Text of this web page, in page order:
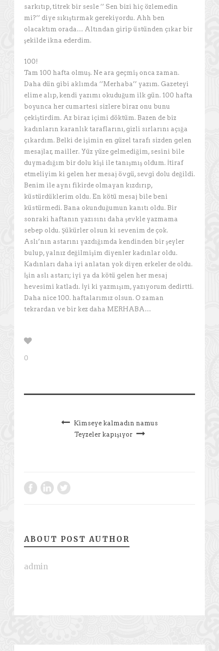
sarkıtıp, titrek bir sesle ‘’ Sen bizi hiç özlemedin
mi?’’ diye sıkıştırmak gerekiyordu. Ahh ben
olacaktım orada… Altından girip üstünden çıkar bir
şekilde ikna ederdim.
100!
Tam 100 hafta olmuş. Ne ara geçmiş onca zaman.
Daha dün gibi aklımda ‘’Merhaba’’ yazım. Gazeteyi
elime alıp, kendi yazımı okuduğum ilk gün. 100 hafta
boyunca her cumartesi sizlere biraz onu bunu
çekiştirdim. Az biraz içimi döktüm. Bazen de biz
kadınların karanlık taraflarını, gizli sırlarını açığa
çıkardım. Belki de işimin en güzel tarafı sizden gelen
mesajlar, mailler. Yüz yüze gelmediğim, sesini bile
duymadığım bir dolu kişi ile tanışmış oldum. İtiraf
etmeliyim ki gelen her mesaj övgü, sevgi dolu değildi.
Benim ile aynı fikirde olmayan kızdırıp,
küstürdüklerim oldu. En kötü mesaj bile beni
küstürmedi. Bana okunduğumun kanıtı oldu. Bir
sonraki haftanın yazısını daha şevkle yazmama
sebep oldu. Şükürler olsun ki sevenim de çok.
Aslı’nın astarını yazdığımda kendinden bir şeyler
bulup, yalnız değilmişim diyenler kadınlar oldu.
Kadınları daha iyi anlatan yok diyen erkeler de oldu.
İşin aslı astarı; iyi ya da kötü gelen her mesaj
hevesimi katladı. İyi ki yazmışım, yazıyorum dedirtti.
Daha nice 100. haftalarımız olsun. O zaman
tekrardan ve bir kez daha MERHABA…
0
Kimseye kalmadın namus
Teyzeler kapışıyor
ABOUT POST AUTHOR
admin